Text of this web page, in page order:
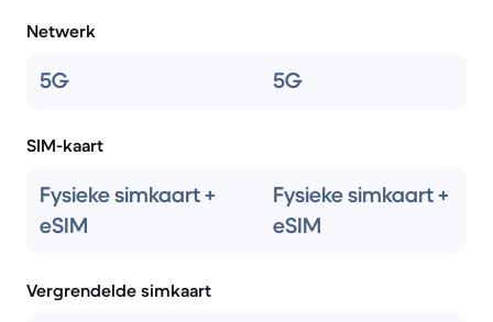
Netwerk
5G 5G
SIM-kaart
Fysieke simkaart +
eSIM
Fysieke simkaart +
eSIM
Vergrendelde simkaart